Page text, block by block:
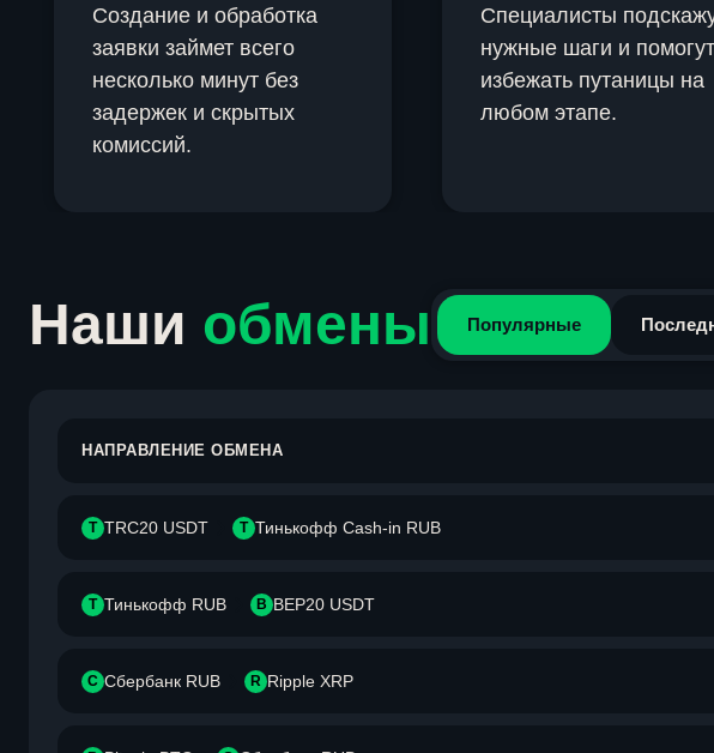
Создание и обработка
заявки займет всего
несколько минут без
задержек и скрытых
комиссий.
Специалисты
нужные шаги и помогут
избежать путаницы на
любом этапе.
Наши обмены Популярные
НАПРАВЛЕНИЕ ОБМЕНА
T TRC20 USDT Т Тинькофф Cash-in RUB
Т Тинькофф RUB B BEP20 USDT
С Сбербанк RUB R Ripple XRP